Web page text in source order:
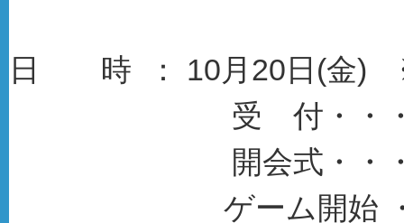
日 時 ： 10月20日(金) ※
受 付・・・・午
開会式・・・・
ゲーム開始 ・・